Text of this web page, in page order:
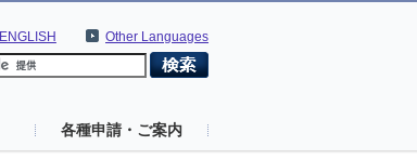
Other Languages
ENGLISH
各種申請・ご案内